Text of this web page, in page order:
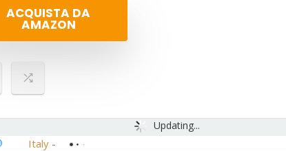
ACQUISTA DA
AMAZON
Updating...
Italy -